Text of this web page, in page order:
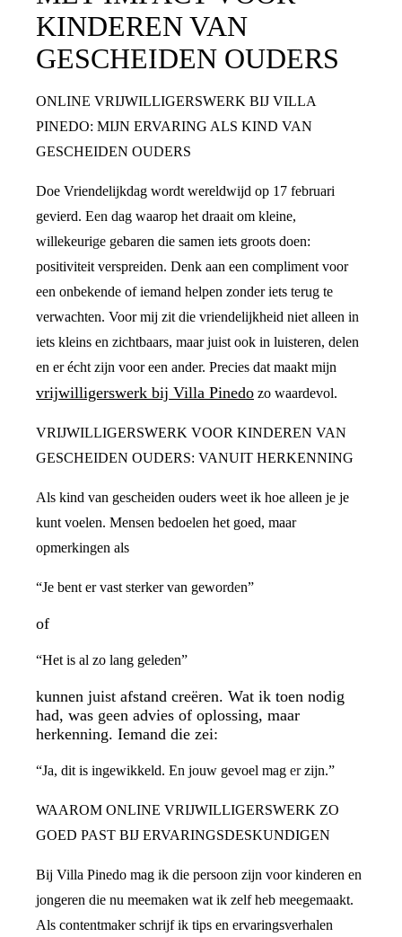
KINDEREN VAN
GESCHEIDEN OUDERS
ONLINE VRIJWILLIGERSWERK BIJ VILLA
PINEDO: MIJN ERVARING ALS KIND VAN
GESCHEIDEN OUDERS
Doe Vriendelijkdag wordt wereldwijd op 17 februari
gevierd. Een dag waarop het draait om kleine,
willekeurige gebaren die samen iets groots doen:
positiviteit verspreiden. Denk aan een compliment voor
een onbekende of iemand helpen zonder iets terug te
verwachten. Voor mij zit die vriendelijkheid niet alleen in
iets kleins en zichtbaars, maar juist ook in luisteren, delen
en er écht zijn voor een ander. Precies dat maakt mijn
vrijwilligerswerk bij Villa Pinedo zo waardevol.
VRIJWILLIGERSWERK VOOR KINDEREN VAN
GESCHEIDEN OUDERS: VANUIT HERKENNING
Als kind van gescheiden ouders weet ik hoe alleen je je
kunt voelen. Mensen bedoelen het goed, maar
opmerkingen als
“Je bent er vast sterker van geworden”
of
“Het is al zo lang geleden”
kunnen juist afstand creëren. Wat ik toen nodig
had, was geen advies of oplossing, maar
herkenning. Iemand die zei:
“Ja, dit is ingewikkeld. En jouw gevoel mag er zijn.”
WAAROM ONLINE VRIJWILLIGERSWERK ZO
GOED PAST BIJ ERVARINGSDESKUNDIGEN
Bij Villa Pinedo mag ik die persoon zijn voor kinderen en
jongeren die nu meemaken wat ik zelf heb meegemaakt.
Als contentmaker schrijf ik tips en ervaringsverhalen